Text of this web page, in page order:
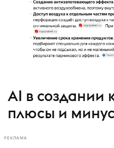
AI в создании
плюсы и
РЕКЛАМА